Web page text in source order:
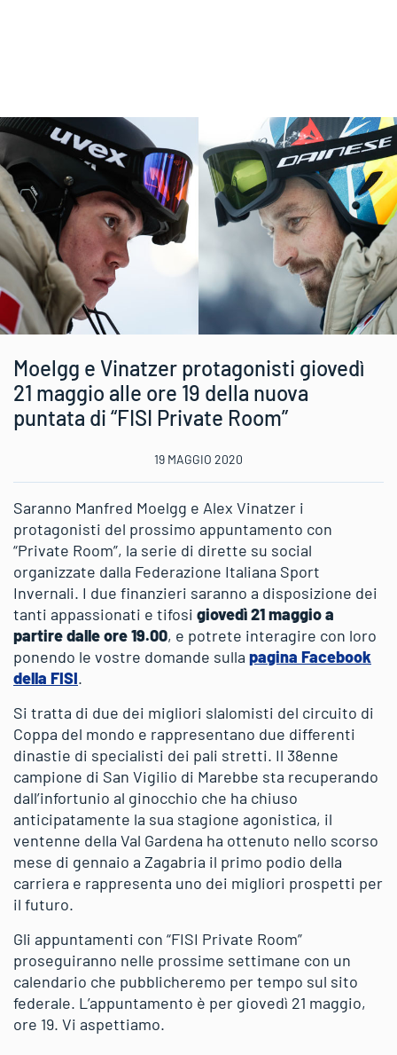
Moelgg e Vinatzer protagonisti giovedì
21 maggio alle ore 19 della nuova
puntata di “FISI Private Room”
19 MAGGIO 2020
Saranno Manfred Moelgg e Alex Vinatzer i
protagonisti del prossimo appuntamento con
“Private Room”, la serie di dirette su social
organizzate dalla Federazione Italiana Sport
Invernali. I due finanzieri saranno a disposizione dei
tanti appassionati e tifosi giovedì 21 maggio a
partire dalle ore 19.00, e potrete interagire con loro
ponendo le vostre domande sulla pagina Facebook
della FISI.
Si tratta di due dei migliori slalomisti del circuito di
Coppa del mondo e rappresentano due differenti
dinastie di specialisti dei pali stretti. Il 38enne
campione di San Vigilio di Marebbe sta recuperando
dall’infortunio al ginocchio che ha chiuso
anticipatamente la sua stagione agonistica, il
ventenne della Val Gardena ha ottenuto nello scorso
mese di gennaio a Zagabria il primo podio della
carriera e rappresenta uno dei migliori prospetti per
il futuro.
Gli appuntamenti con “FISI Private Room”
proseguiranno nelle prossime settimane con un
calendario che pubblicheremo per tempo sul sito
federale. L’appuntamento è per giovedì 21 maggio,
ore 19. Vi aspettiamo.